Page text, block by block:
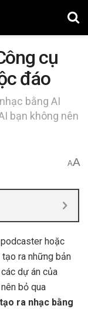
cụ
đáo
bằng AI
bạn không nên
AA
hoặc
ra những bản
dự án của
bỏ qua
tạo ra nhạc bằng